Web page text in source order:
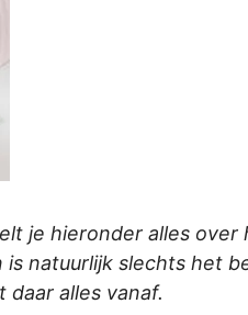
je hieronder alles over
natuurlijk slechts het
alles vanaf.